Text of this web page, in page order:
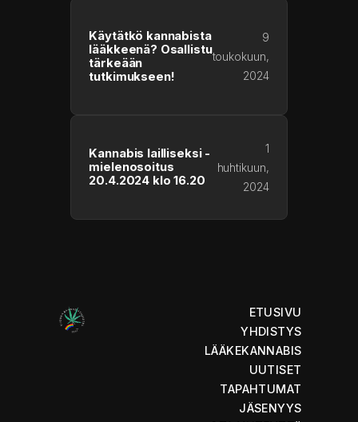
Käytätkö kannabista
lääkkeenä? Osallistu
tärkeään
tutkimukseen!
9
toukokuun,
2024
Kannabis lailliseksi -
mielenosoitus
20.4.2024 klo 16.20
1
huhtikuun,
2024
ETUSIVU
YHDISTYS
LÄÄKEKANNABIS
UUTISET
TAPAHTUMAT
JÄSENYYS